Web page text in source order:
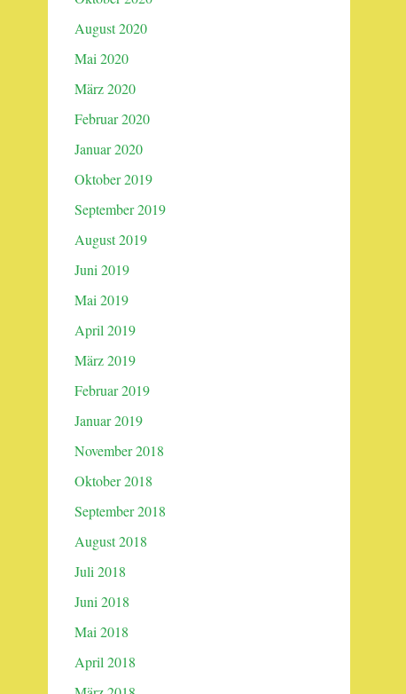
August 2020
Mai 2020
März 2020
Februar 2020
Januar 2020
Oktober 2019
September 2019
August 2019
Juni 2019
Mai 2019
April 2019
März 2019
Februar 2019
Januar 2019
November 2018
Oktober 2018
September 2018
August 2018
Juli 2018
Juni 2018
Mai 2018
April 2018